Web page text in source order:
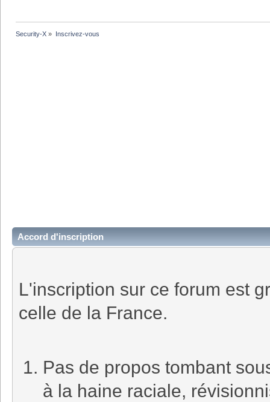
Security-X » Inscrivez-vous
Accord d'inscription
L'inscription sur ce forum est
celle de la France.
Pas de propos tombant
à la haine raciale,